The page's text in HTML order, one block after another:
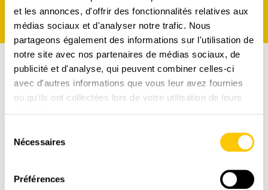
et les annonces, d'offrir des fonctionnalités relatives aux
médias sociaux et d'analyser notre trafic. Nous
partageons également des informations sur l'utilisation de
notre site avec nos partenaires de médias sociaux, de
publicité et d'analyse, qui peuvent combiner celles-ci
avec d'autres informations que vous leur avez fournies
ou qu'ils ont collectées lors de votre utilisation de leurs
Nécessaires
Préférences